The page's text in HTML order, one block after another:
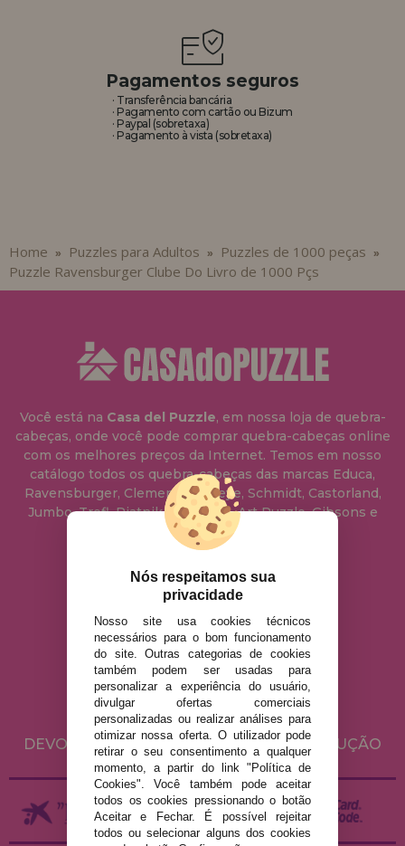
Pagamentos seguros
· Transferência bancária
· Pagamento com cartão ou Bizum
· Paypal (sobretaxa)
· Pagamento à vista (sobretaxa)
Home » Puzzles para Adultos » Puzzles de 1000 peças »
Puzzle Ravensburger Clube Do Livro de 1000 Pçs
Você está na Casa del Puzzle, em nossa loja de quebra-
cabeças, onde você pode comprar quebra-cabeças online
com os melhores preços da Internet. Temos em nosso
catálogo todos os quebra-cabeças das marcas Educa,
Ravensburger, Clementoni, Heye, Schmidt, Castorland,
Jumbo, Trefl, Piatnik, Anatolian, Art Puzzle, Gibsons e
muito mais.
info@casadopuzzle.pt
AVISO LEGAL
POLÍTICA DE PRIVACIDADE
POLÍTICA DE COOKIES
ENVIO E DEVOLUÇÕES
DEVOLUÇÕES / DIREITO DE LIVRE RESOLUÇÃO
Nós respeitamos sua
privacidade
Nosso site usa cookies técnicos
necessários para o bom funcionamento
do site. Outras categorias de cookies
também podem ser usadas para
personalizar a experiência do usuário,
divulgar ofertas comerciais
personalizadas ou realizar análises para
otimizar nossa oferta. O utilizador pode
retirar o seu consentimento a qualquer
momento, a partir do link "Política de
Cookies". Você também pode aceitar
todos os cookies pressionando o botão
Aceitar e Fechar. É possível rejeitar
todos ou selecionar alguns dos cookies